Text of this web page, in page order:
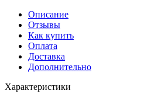
Описание
Отзывы
Как купить
Оплата
Доставка
Дополнительно
Характеристики